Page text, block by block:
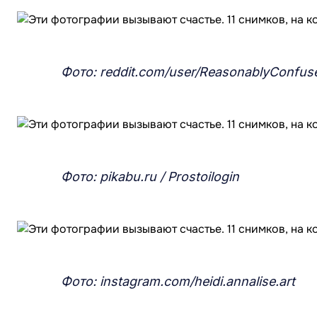
Фото: reddit.com/user/
Фото: pikabu.ru / Prostoilogin
Фото: instagram.com/heidi.annalise.art